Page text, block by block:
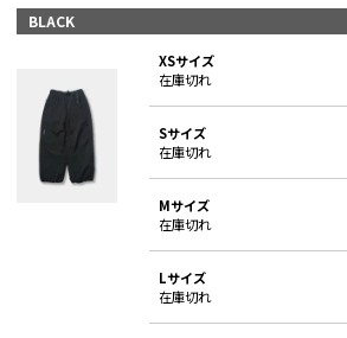
BLACK
XSサイズ
在庫切れ
Sサイズ
在庫切れ
Mサイズ
在庫切れ
Lサイズ
在庫切れ